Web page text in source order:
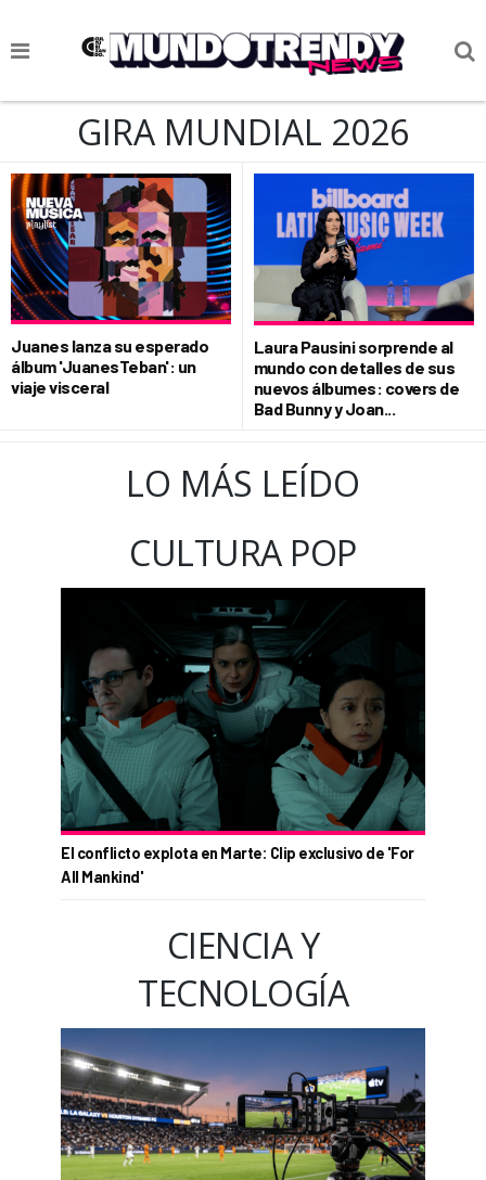
NOTICIAS
CIENCIA Y TECNOLOGÍA
VIDA
SOCIEDAD
CULTURIZANDO.COM
GIRA MUNDIAL 2026
Juanes lanza su esperado
álbum 'JuanesTeban': un
viaje visceral
Laura Pausini sorprende al
mundo con detalles de sus
nuevos álbumes: covers de
Bad Bunny y Joan...
LO MÁS LEÍDO
CULTURA POP
El conflicto explota en Marte: Clip exclusivo de 'For
All Mankind'
CIENCIA Y
TECNOLOGÍA